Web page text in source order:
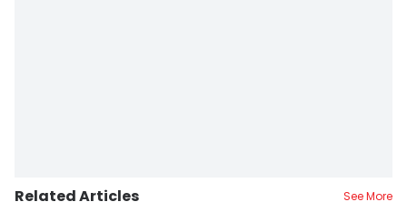
Related Articles See More